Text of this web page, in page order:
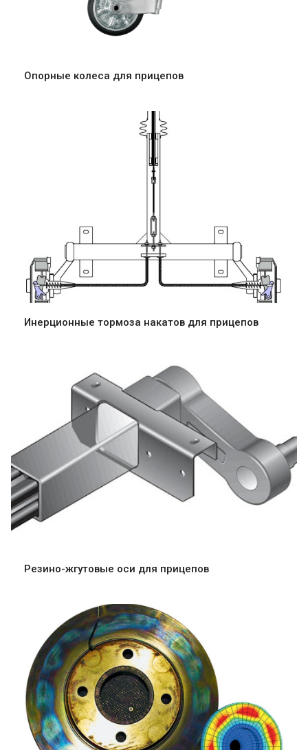
Опорные колеса для прицепов
Инерционные тормоза накатов для прицепов
Резино-жгутовые оси для прицепов